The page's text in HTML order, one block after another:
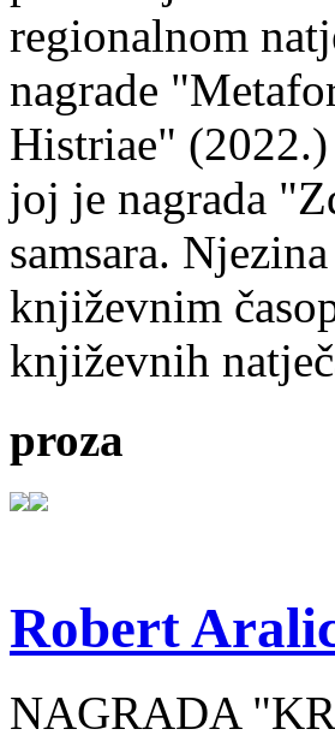
regionalnom
nagrade
Histriae"
joj je nagrada
samsara.
književnim
književnih
proza
Robert
NAGRADA